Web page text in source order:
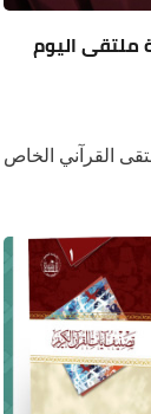
ملتقى اليوم
القرآني الخاص